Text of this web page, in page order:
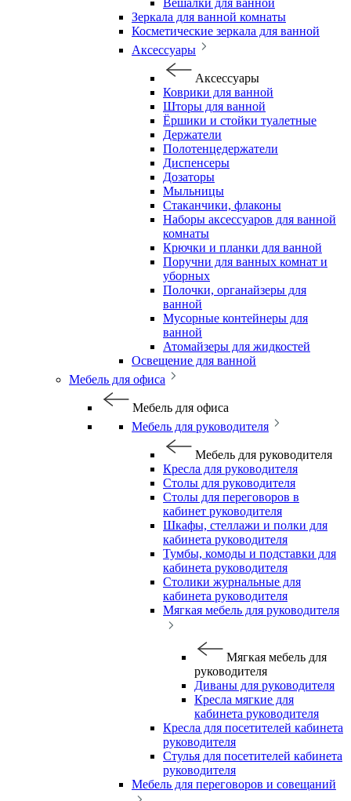
Вешалки для ванной
Зеркала для ванной комнаты
Косметические зеркала для ванной
Аксессуары
Аксессуары
Коврики для ванной
Шторы для ванной
Ёршики и стойки туалетные
Держатели
Полотенцедержатели
Диспенсеры
Дозаторы
Мыльницы
Стаканчики, флаконы
Наборы аксессуаров для ванной
комнаты
Крючки и планки для ванной
Поручни для ванных комнат и
уборных
Полочки, органайзеры для
ванной
Мусорные контейнеры для
ванной
Атомайзеры для жидкостей
Освещение для ванной
Мебель для офиса
Мебель для офиса
Мебель для руководителя
Мебель для руководителя
Кресла для руководителя
Столы для руководителя
Столы для переговоров в
кабинет руководителя
Шкафы, стеллажи и полки для
кабинета руководителя
Тумбы, комоды и подставки для
кабинета руководителя
Столики журнальные для
кабинета руководителя
Мягкая мебель для руководителя
Мягкая мебель для
руководителя
Диваны для руководителя
Кресла мягкие для
кабинета руководителя
Кресла для посетителей кабинета
руководителя
Стулья для посетителей кабинета
руководителя
Мебель для переговоров и совещаний